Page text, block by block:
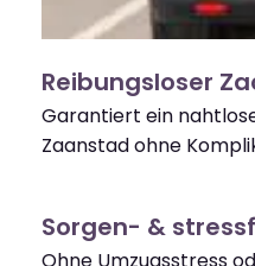
Reibungsloser
Garantiert ein
Zaanstad ohne
Sorgen- &